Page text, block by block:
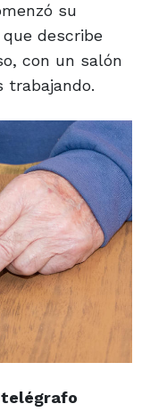
su
describe
con un salón
trabajando.